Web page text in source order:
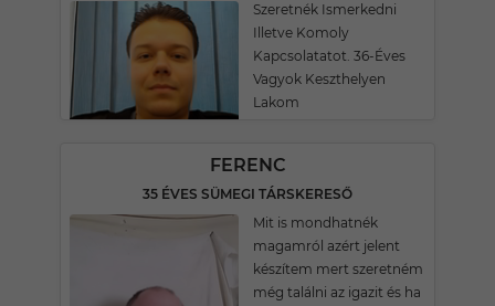
Szeretnék Ismerkedni
Illetve Komoly
Kapcsolatatot. 36-Éves
Vagyok Keszthelyen
Lakom
FERENC
35 ÉVES SÜMEGI TÁRSKERESŐ
Mit is mondhatnék
magamról azért jelent
készítem mert szeretném
még találni az igazit és ha